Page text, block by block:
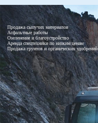
Продажа сыпучих материалов
Асфальтные работы
Озеленение и благоустройство
Аренда спецтехники по низким ценам
Продажа грунтов и органических удобрений